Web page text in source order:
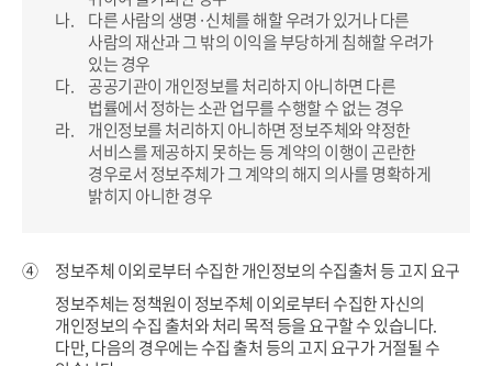
나.
다른 사람의 생명·신체를 해할 우려가 있거나 다른
사람의 재산과 그 밖의 이익을 부당하게 침해할 우려가
있는 경우
다. 공공기관이 개인정보를 처리하지 아니하면 다른
법률에서 정하는 소관 업무를 수행할 수 없는 경우
라.
개인정보를 처리하지 아니하면 정보주체와 약정한
서비스를 제공하지 못하는 등 계약의 이행이 곤란한
경우로서 정보주체가그 계약의 해지 의사를 명확하게
밝히지 아니한 경우
④
정보주체 이외로부터 수집한 개인정보의 수집출처 등 고지 요구
정보주체는 정책원이 정보주체 이외로부터 수집한 자신의
개인정보의 수집 출처와 처리 목적 등을 요구할 수 있습니다.
다만, 다음의 경우에는 수집 출처 등의 고지 요구가 거절될 수